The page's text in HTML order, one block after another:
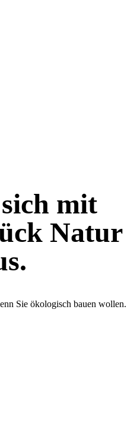
mit
Natur
Sie ökologisch bauen wollen.